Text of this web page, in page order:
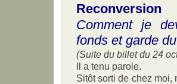
Reconversion
Comment je
fonds et garde
(Suite du billet du 24
Il a tenu parole.
Sitôt sorti de chez moi,